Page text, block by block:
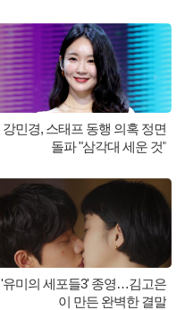
강민경, 스태프 동행 의혹 정면
돌파 "삼각대 세운 것"
'유미의 세포들3' 종영…김고은
이 만든 완벽한 결말